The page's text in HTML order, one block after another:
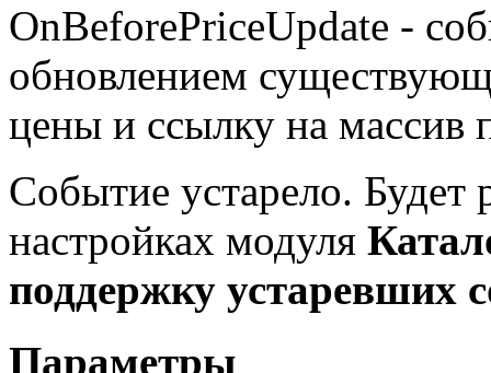
OnBeforePriceUpdate -
обновлением
цены и ссылку на массив
Событие устарело. Будет
настройках модуля
поддержку устаревших
Параметры